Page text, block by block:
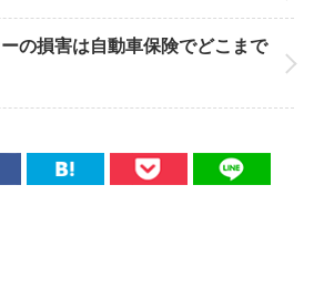
の損害は自動車保険でどこまで